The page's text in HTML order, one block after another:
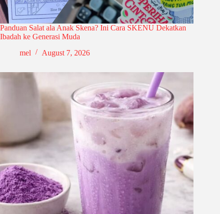
Panduan Salat ala Anak Skena? Ini Cara SKENU Dekatkan
Ibadah ke Generasi Muda
mel
August 7, 2026